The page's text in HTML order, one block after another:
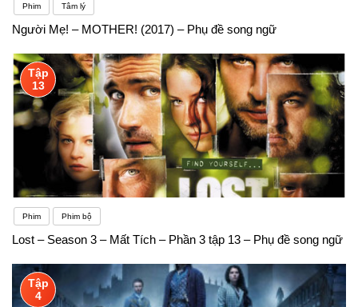
Phim Tâm lý
Người Mẹ! – MOTHER! (2017) – Phụ đề song ngữ
Tập
13
Phim Phim bộ
Lost – Season 3 – Mất Tích – Phần 3 tập 13 – Phụ đề song ngữ
Tập
4